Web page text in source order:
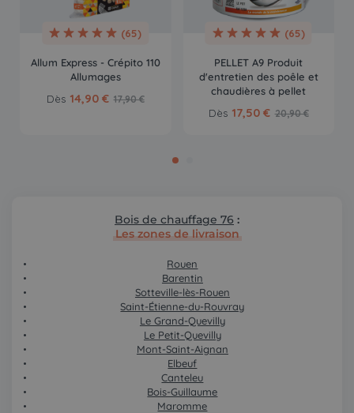
(65)
Allum Express - Crépito 110
Allumages
Dès 14,90 € 17,90 €
(65)
PELLET A9 Produit
d'entretien des poêle et
chaudières à pellet
Dès 17,50 € 20,90 €
Bois de chauffage 76 :
Les zones de livraison
Rouen
Barentin
Sotteville-lès-Rouen
Saint-Étienne-du-Rouvray
Le Grand-Quevilly
Le Petit-Quevilly
Mont-Saint-Aignan
Elbeuf
Canteleu
Bois-Guillaume
Maromme